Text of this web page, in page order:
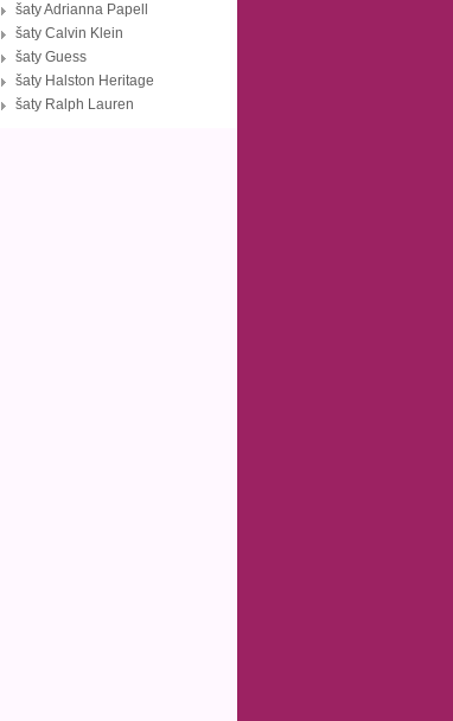
šaty Adrianna Papell
šaty Calvin Klein
šaty Guess
šaty Halston Heritage
šaty Ralph Lauren